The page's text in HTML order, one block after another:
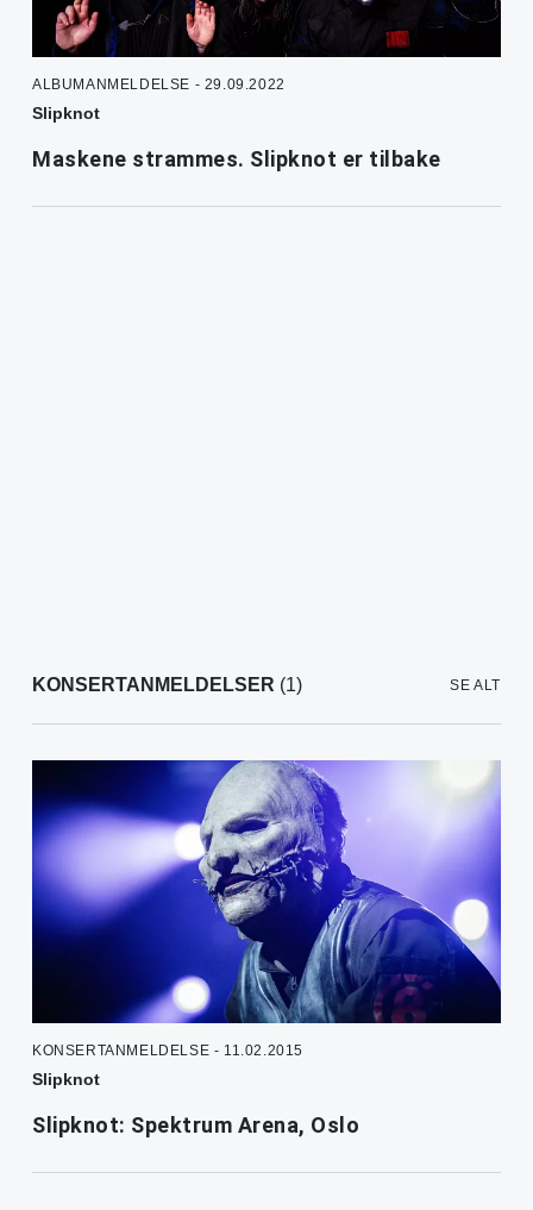
ALBUMANMELDELSE - 29.09.2022
Slipknot
Maskene strammes. Slipknot er tilbake
KONSERTANMELDELSER (1) SE ALT
KONSERTANMELDELSE - 11.02.2015
Slipknot
Slipknot: Spektrum Arena, Oslo